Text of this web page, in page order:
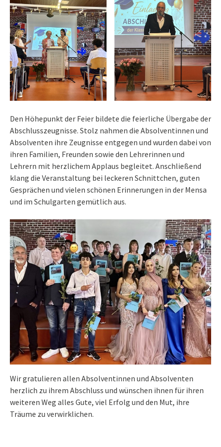
Den Höhepunkt der Feier bildete die feierliche Übergabe der
Abschlusszeugnisse. Stolz nahmen die Absolventinnen und
Absolventen ihre Zeugnisse entgegen und wurden dabei von
ihren Familien, Freunden sowie den Lehrerinnen und
Lehrern mit herzlichem Applaus begleitet. Anschließend
klang die Veranstaltung bei leckeren Schnittchen, guten
Gesprächen und vielen schönen Erinnerungen in der Mensa
und im Schulgarten gemütlich aus.
Wir gratulieren allen Absolventinnen und Absolventen
herzlich zu ihrem Abschluss und wünschen ihnen für ihren
weiteren Weg alles Gute, viel Erfolg und den Mut, ihre
Träume zu verwirklichen.